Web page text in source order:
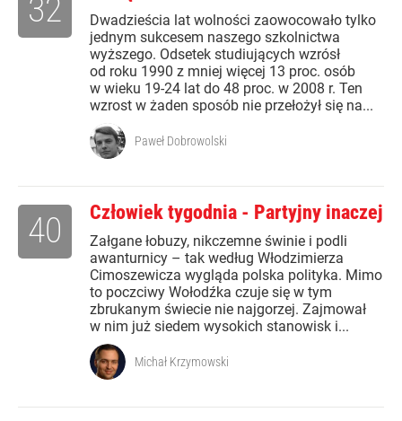
Dwadzieścia lat wolności zaowocowało tylko
jednym sukcesem naszego szkolnictwa
wyższego. Odsetek studiujących wzrósł
od roku 1990 z mniej więcej 13 proc. osób
w wieku 19-24 lat do 48 proc. w 2008 r. Ten
wzrost w żaden sposób nie przełożył się na...
32
Paweł Dobrowolski
Człowiek tygodnia - Partyjny inaczej
Załgane łobuzy, nikczemne świnie i podli
awanturnicy – tak według Włodzimierza
Cimoszewicza wygląda polska polityka. Mimo
to poczciwy Wołodźka czuje się w tym
zbrukanym świecie nie najgorzej. Zajmował
w nim już siedem wysokich stanowisk i...
40
Michał Krzymowski